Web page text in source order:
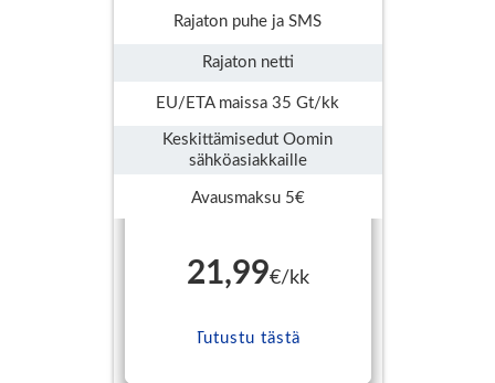
Rajaton puhe ja SMS
Rajaton netti
EU/ETA maissa 35 Gt/kk
Keskittämisedut Oomin
sähköasiakkaille
Avausmaksu 5€
21,99€/kk
Tutustu tästä